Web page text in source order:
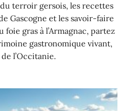
terroir gersois, les recettes
Gascogne et les savoir-faire
foie gras à l’Armagnac, partez
gastronomique vivant,
l’Occitanie.